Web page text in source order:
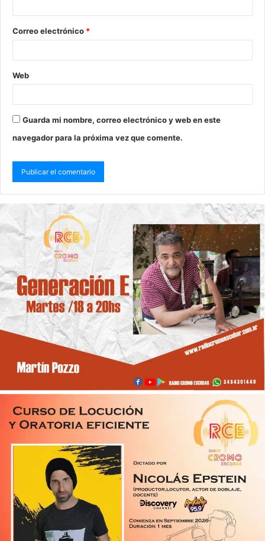
Correo electrónico *
Web
Guarda mi nombre, correo electrónico y web en este
navegador para la próxima vez que comente.